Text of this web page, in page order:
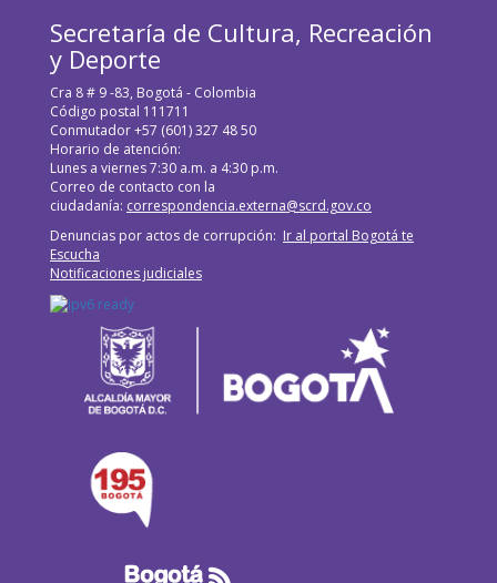
Secretaría de Cultura, Recreación
y Deporte
Cra 8 # 9 -83, Bogotá - Colombia
Código postal 111711
Conmutador +57 (601) 327 48 50
Horario de atención:
Lunes a viernes 7:30 a.m. a 4:30 p.m.
Correo de contacto con la
ciudadanía: correspondencia.externa@scrd.gov.co
Denuncias por actos de corrupción: Ir al portal Bogotá te
Escucha
Notificaciones judiciales